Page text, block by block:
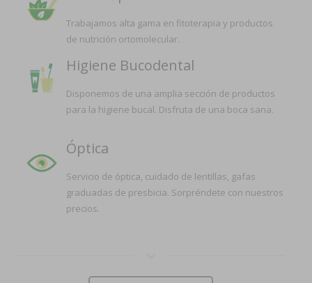
Trabajamos alta gama en fitoterapia y productos
de nutrición ortomolecular.
Higiene Bucodental
Disponemos de una amplia sección de productos
para la higiene bucal. Disfruta de una boca sana.
Óptica
Servicio de óptica, cuidado de lentillas, gafas
graduadas de presbicia. Sorpréndete con nuestros
precios.